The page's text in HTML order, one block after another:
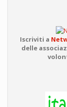
Iscriviti a
delle